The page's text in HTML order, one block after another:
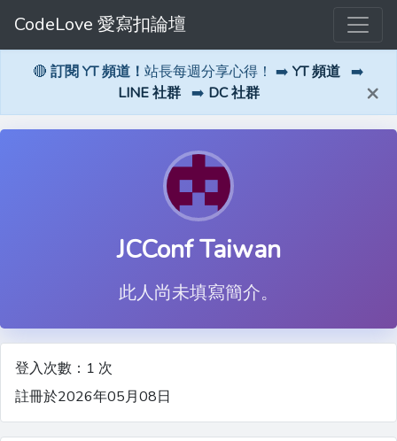
CodeLove 愛寫扣論壇
🔴 訂閱 YT 頻道！ 站長每週分享心得！ ➡️ YT 頻道 ➡️
LINE 社群 ➡️ DC 社群 ×
JCConf Taiwan
此人尚未填寫簡介。
登入次數：1 次
註冊於2026年05月08日